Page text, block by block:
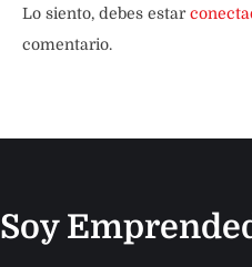
Lo siento, debes estar
comentario.
Soy